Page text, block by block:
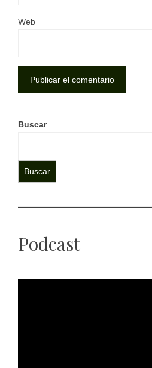
Web
Buscar
Buscar
Podcast